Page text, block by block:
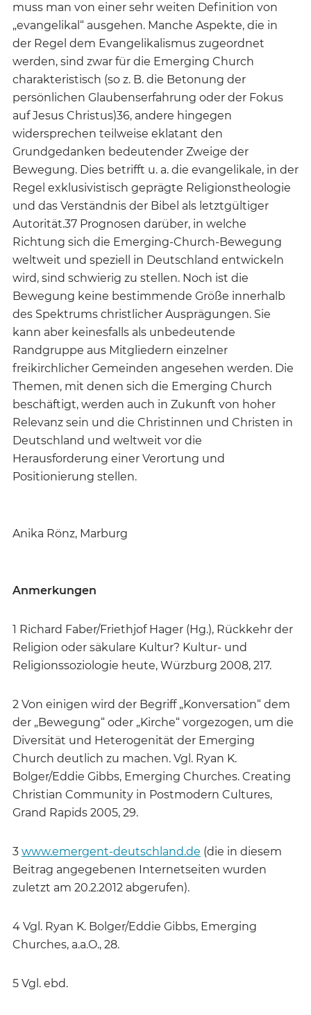
muss man von einer sehr weiten Definition von
„evangelikal“ ausgehen. Manche Aspekte, die in
der Regel dem Evangelikalismus zugeordnet
werden, sind zwar für die Emerging Church
charakteristisch (so z. B. die Betonung der
persönlichen Glaubenserfahrung oder der Fokus
auf Jesus Christus)36, andere hingegen
widersprechen teilweise eklatant den
Grundgedanken bedeutender Zweige der
Bewegung. Dies betrifft u. a. die evangelikale, in der
Regel exklusivistisch geprägte Religionstheologie
und das Verständnis der Bibel als letztgültiger
Autorität.37 Prognosen darüber, in welche
Richtung sich die Emerging-Church-Bewegung
weltweit und speziell in Deutschland entwickeln
wird, sind schwierig zu stellen. Noch ist die
Bewegung keine bestimmende Größe innerhalb
des Spektrums christlicher Ausprägungen. Sie
kann aber keinesfalls als unbedeutende
Randgruppe aus Mitgliedern einzelner
freikirchlicher Gemeinden angesehen werden. Die
Themen, mit denen sich die Emerging Church
beschäftigt, werden auch in Zukunft von hoher
Relevanz sein und die Christinnen und Christen in
Deutschland und weltweit vor die
Herausforderung einer Verortung und
Positionierung stellen.
Anika Rönz, Marburg
Anmerkungen
1 Richard Faber/Friethjof Hager (Hg.), Rückkehr der
Religion oder säkulare Kultur? Kultur- und
Religionssoziologie heute, Würzburg 2008, 217.
2 Von einigen wird der Begriff „Konversation“ dem
der „Bewegung“ oder „Kirche“ vorgezogen, um die
Diversität und Heterogenität der Emerging
Church deutlich zu machen. Vgl. Ryan K.
Bolger/Eddie Gibbs, Emerging Churches. Creating
Christian Community in Postmodern Cultures,
Grand Rapids 2005, 29.
3 www.emergent-deutschland.de (die in diesem
Beitrag angegebenen Internetseiten wurden
zuletzt am 20.2.2012 abgerufen).
4 Vgl. Ryan K. Bolger/Eddie Gibbs, Emerging
Churches, a.a.O., 28.
5 Vgl. ebd.